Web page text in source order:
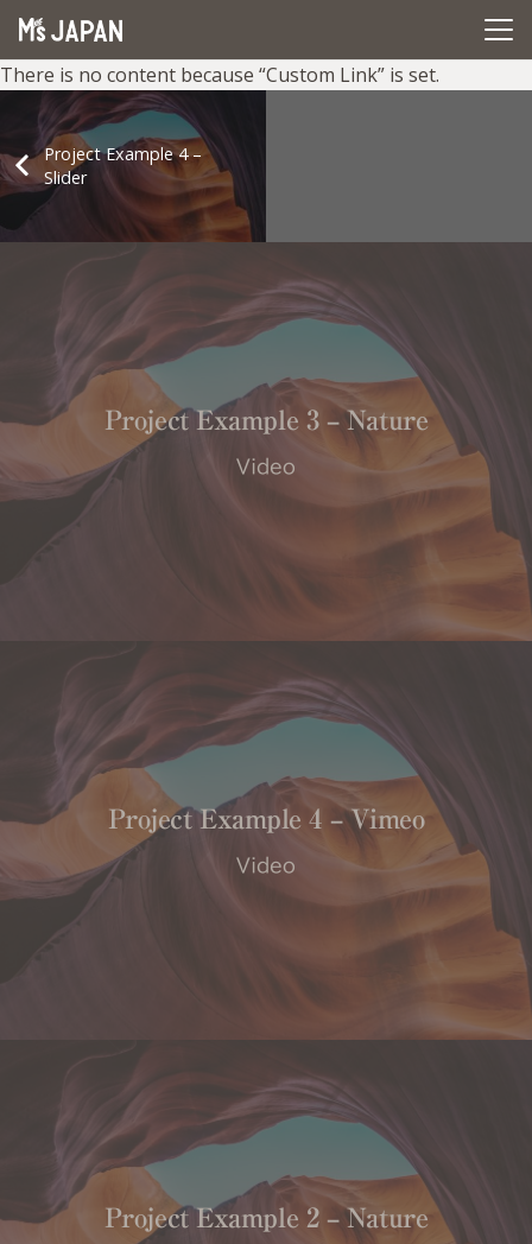
There is no content because “Custom Link” is set.
Project Example 4 –
Slider
Project Example 3 – Nature
Video
Project Example 4 – Vimeo
Video
Project Example 2 – Nature